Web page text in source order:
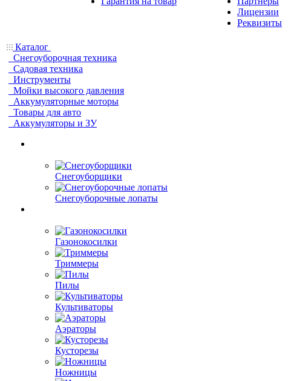
Лицензии
Реквизиты
Каталог
Снегоуборочная техника
Садовая техника
Инструменты
Мойки высокого давления
Аккумуляторные моторы
Товары для авто
Аккумуляторы и ЗУ
Снегоуборщики
Снегоуборочные лопаты
Газонокосилки
Триммеры
Пилы
Культиваторы
Аэраторы
Кусторезы
Ножницы